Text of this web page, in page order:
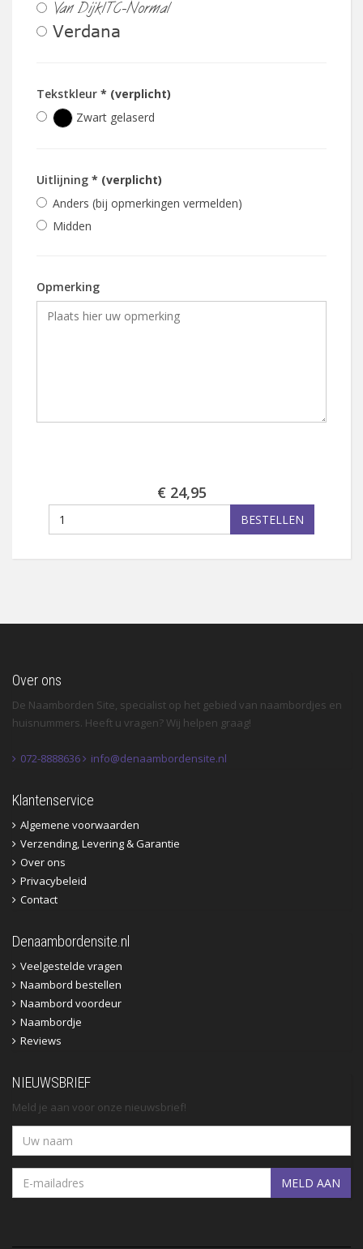
Van DijkITC-Normal
Verdana
Tekstkleur * (verplicht)
Zwart gelaserd
Uitlijning * (verplicht)
Anders (bij opmerkingen vermelden)
Midden
Opmerking
€ 24,95
BESTELLEN
Over ons
De Naamborden Site, specialist op het gebied van naambordjes en
huisnummers. Heeft u vragen? Wij helpen graag!
072-8888636 info@denaambordensite.nl
Klantenservice
Algemene voorwaarden
Verzending, Levering & Garantie
Over ons
Privacybeleid
Contact
Denaambordensite.nl
Veelgestelde vragen
Naambord bestellen
Naambord voordeur
Naambordje
Reviews
NIEUWSBRIEF
Meld je aan voor onze nieuwsbrief!
MELD AAN